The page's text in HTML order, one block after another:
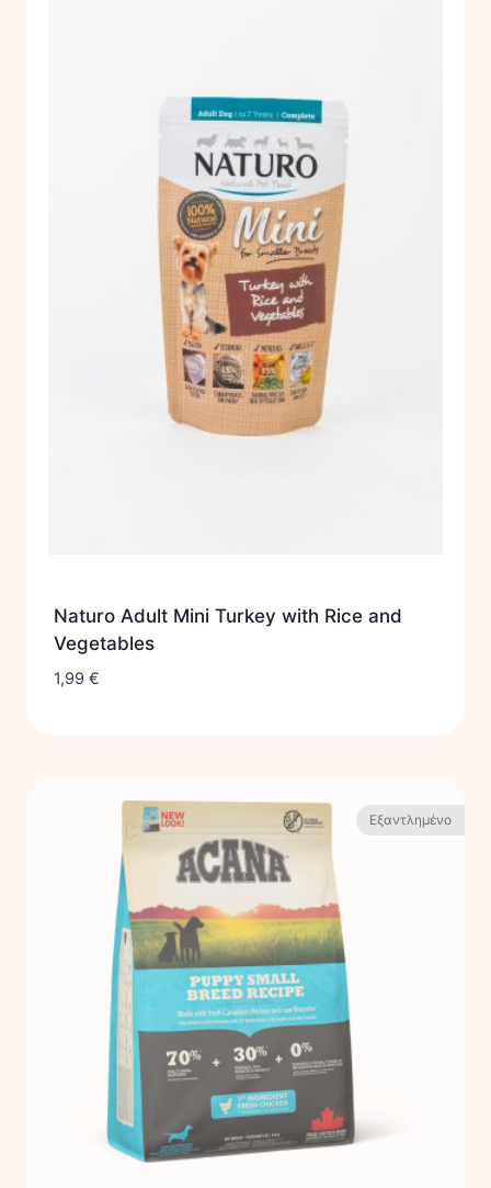
Naturo Adult Mini Turkey with Rice and
Vegetables
1,99 €
Εξαντλημένο